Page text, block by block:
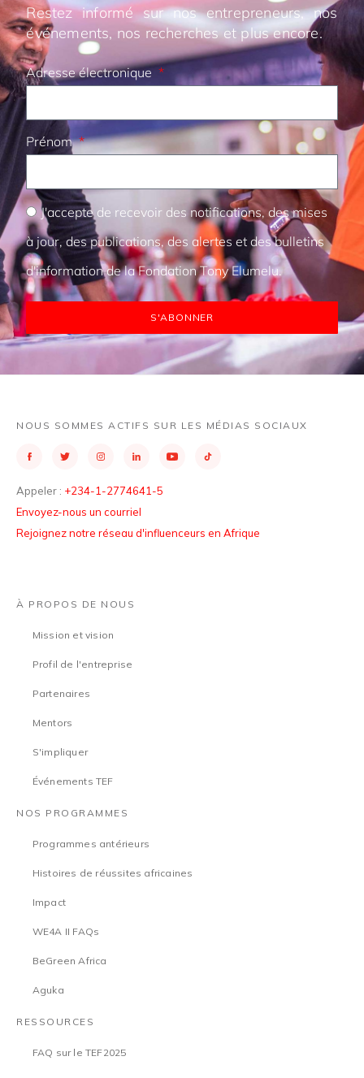
Restez informé sur nos entrepreneurs, nos
événements, nos recherches et plus encore.
Adresse électronique
Prénom
J'accepte de recevoir des notifications, des mises
à jour, des publications, des alertes et des bulletins
d'information de la Fondation Tony Elumelu.
S'ABONNER
NOUS SOMMES ACTIFS SUR LES MÉDIAS SOCIAUX
Appeler : +234-1-2774641-5
Envoyez-nous un courriel
Rejoignez notre réseau d'influenceurs en Afrique
À PROPOS DE NOUS
Mission et vision
Profil de l'entreprise
Partenaires
Mentors
S'impliquer
Événements TEF
NOS PROGRAMMES
Programmes antérieurs
Histoires de réussites africaines
Impact
WE4A II FAQs
BeGreen Africa
Aguka
RESSOURCES
FAQ sur le TEF2025